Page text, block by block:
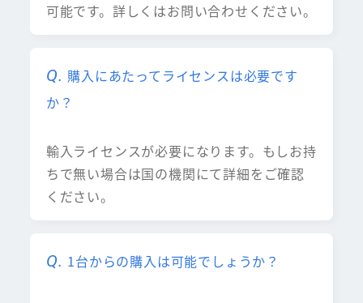
可能です。詳しくはお問い合わせください。
購入にあたってライセンスは必要です
か？
輸入ライセンスが必要になります。もしお持
ちで無い場合は国の機関にて詳細をご確認
ください。
1台からの購入は可能でしょうか？